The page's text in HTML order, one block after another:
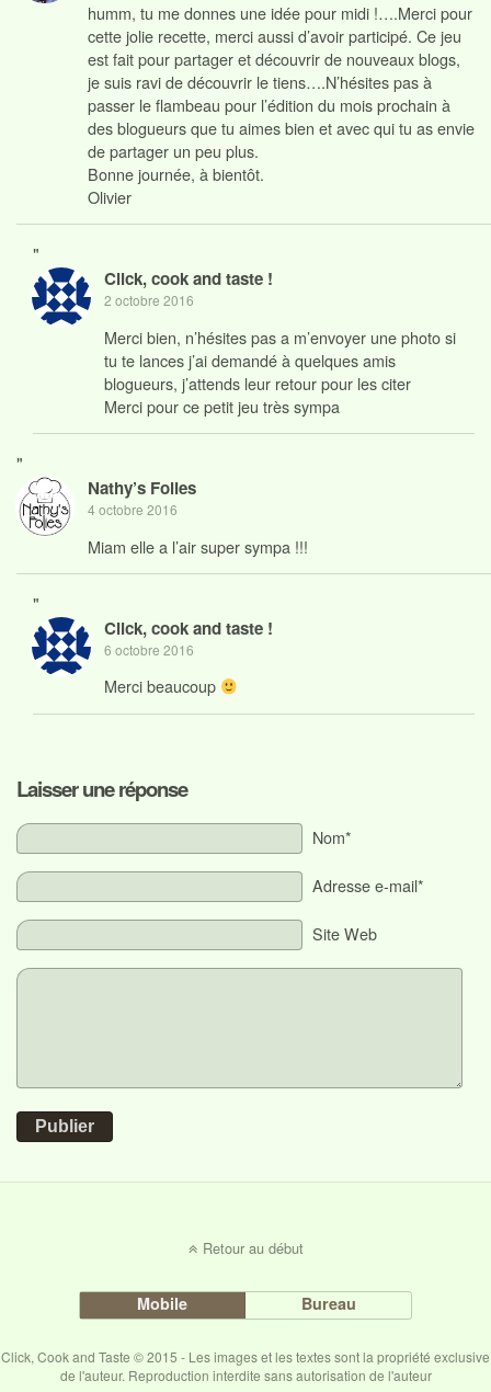
humm, tu me donnes une idée pour midi !….Merci pour
cette jolie recette, merci aussi d’avoir participé. Ce jeu
est fait pour partager et découvrir de nouveaux blogs,
je suis ravi de découvrir le tiens….N’hésites pas à
passer le flambeau pour l’édition du mois prochain à
des blogueurs que tu aimes bien et avec qui tu as envie
de partager un peu plus.
Bonne journée, à bientôt.
Olivier
"
Click, cook and taste !
2 octobre 2016
Merci bien, n’hésites pas a m’envoyer une photo si
tu te lances j’ai demandé à quelques amis
blogueurs, j’attends leur retour pour les citer
Merci pour ce petit jeu très sympa
"
Nathy’s Folies
4 octobre 2016
Miam elle a l’air super sympa !!!
"
Click, cook and taste !
6 octobre 2016
Merci beaucoup
Laisser une réponse
Nom*
Adresse e-mail*
Site Web
Publier
Retour au début
Mobile Bureau
Click, Cook and Taste © 2015 - Les images et les textes sont la propriété exclusive
de l'auteur. Reproduction interdite sans autorisation de l'auteur